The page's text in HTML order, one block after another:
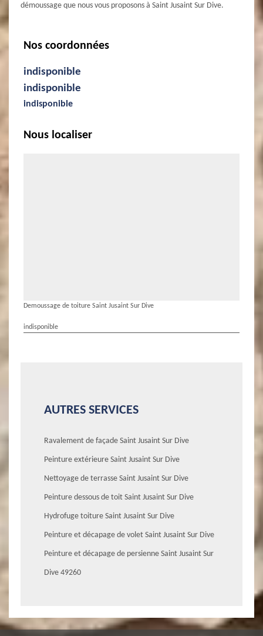
démoussage que nous vous proposons à Saint Jusaint Sur Dive.
Nos coordonnées
indisponible
indisponible
indisponible
Nous localiser
Demoussage de toiture Saint Jusaint Sur Dive
indisponible
AUTRES SERVICES
Ravalement de façade Saint Jusaint Sur Dive
Peinture extérieure Saint Jusaint Sur Dive
Nettoyage de terrasse Saint Jusaint Sur Dive
Peinture dessous de toit Saint Jusaint Sur Dive
Hydrofuge toiture Saint Jusaint Sur Dive
Peinture et décapage de volet Saint Jusaint Sur Dive
Peinture et décapage de persienne Saint Jusaint Sur
Dive 49260